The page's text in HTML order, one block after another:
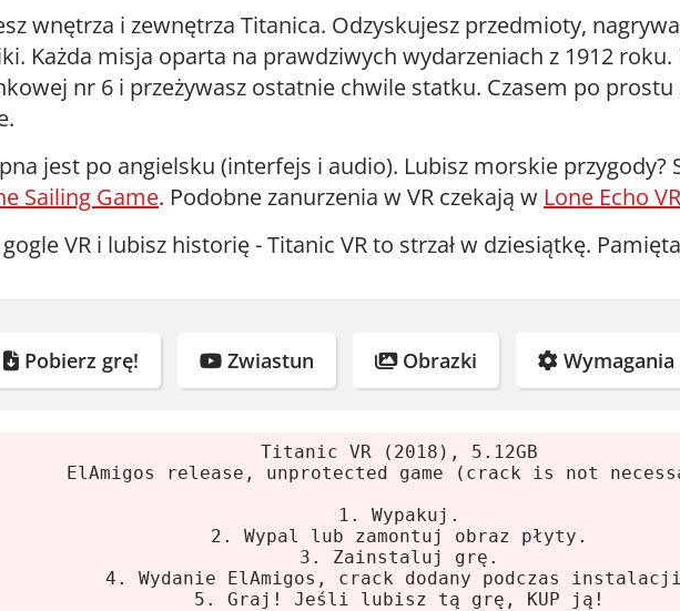
wnętrza i zewnętrza Titanica. Odzyskujesz przedmioty,
Każda misja oparta na prawdziwych wydarzeniach z 1912 roku.
nr 6 i przeżywasz ostatnie chwile statku. Czasem po
jest po angielsku (interfejs i audio). Lubisz morskie przygody?
Sailing Game. Podobne zanurzenia w VR czekają w Lone Echo VR
gogle VR i lubisz historię - Titanic VR to strzał w dziesiątkę.
Pobierz grę! Zwiastun Obrazki
Titanic VR (2018), 5.12GB
ElAmigos release, unprotected game (crack is not
1. Wypakuj.
2. Wypal lub zamontuj obraz płyty.
3. Zainstaluj grę.
4. Wydanie ElAmigos, crack dodany podczas
5. Graj! Jeśli lubisz tą grę, KUP ją!